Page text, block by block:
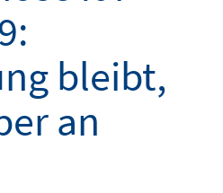
bleibt,
an